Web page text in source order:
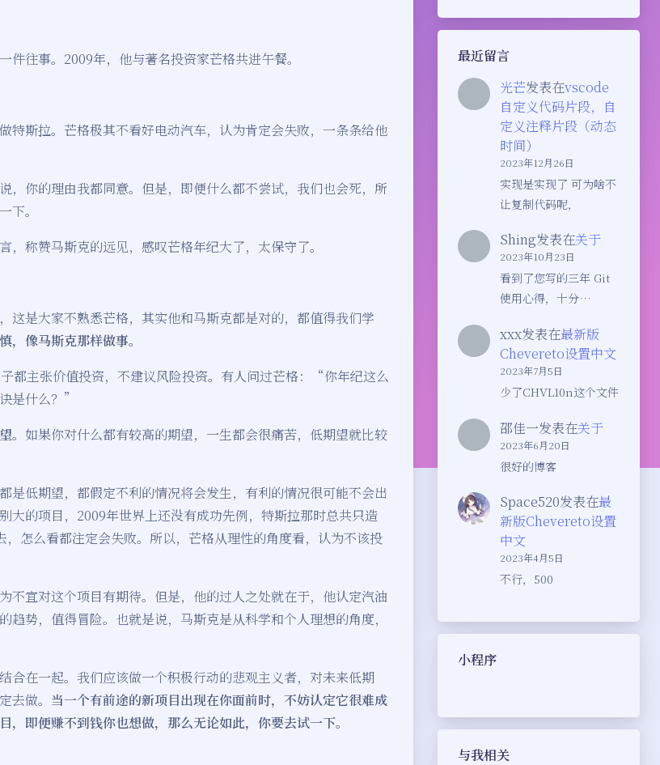
最近留言
光芒发表在vscode
自定义代码片段，自
定义注释片段（动态
时间）
2023年12月26日
实现是实现了 可为啥不
让复制代码呢，
Shing发表在关于
2023年10月23日
看到了您写的三年 Git
使用心得，十分…
xxx发表在最新版
Chevereto设置中文
2023年7月5日
少了CHVL10n这个文件
邵佳一发表在关于
2023年6月20日
很好的博客
Space520发表在最
新版Chevereto设置
中文
2023年4月5日
不行，500
小程序
与我相关
件往事。2009年，他与著名投资家芒格共进午餐。
特斯拉。芒格极其不看好电动汽车，认为肯定会失败，一条条给他
，你的理由我都同意。但是，即便什么都不尝试，我们也会死，所
下。
，称赞马斯克的远见，感叹芒格年纪大了，太保守了。
这是大家不熟悉芒格，其实他和马斯克都是对的，都值得我们学
，像马斯克那样做事。
都主张价值投资，不建议风险投资。有人问过芒格：“你年纪这么
是什么？”
。如果你对什么都有较高的期望，一生都会很痛苦，低期望就比较
是低期望，都假定不利的情况将会发生，有利的情况很可能不会出
大的项目，2009年世界上还没有成功先例，特斯拉那时总共只造
，怎么看都注定会失败。所以，芒格从理性的角度看，认为不该投
不宜对这个项目有期待。但是，他的过人之处就在于，他认定汽油
趋势，值得冒险。也就是说，马斯克是从科学和个人理想的角度，
合在一起。我们应该做一个积极行动的悲观主义者，对未来低期
去做。 当一个有前途的新项目出现在你面前时，不妨认定它很难成
，即便赚不到钱你也想做，那么无论如此，你要去试一下。